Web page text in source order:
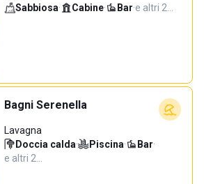
Sabbiosa· Cabine· Bar·e altri 2…
Bagni Serenella
Lavagna
Doccia calda· Piscina· Bar·
e altri 2…